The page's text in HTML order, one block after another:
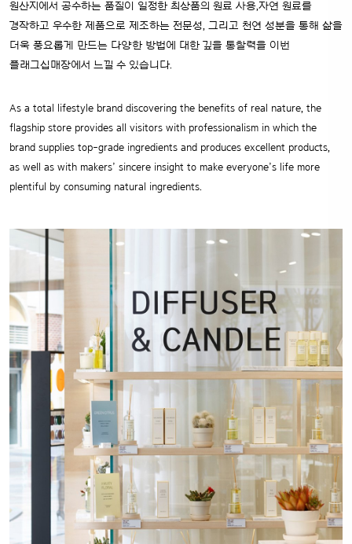
경작하고 우수한 제품으로 제조하는 전문성, 그리고 천연 성분을 통해 삶을
더욱 풍요롭게 만드는 다양한 방법에 대한 깊을 통찰력을 이번
플래그십매장에서 느낄 수 있습니다.
flagship store provides all visitors with professionalism in which the
brand supplies top-grade ingredients and produces excellent products,
as well as with makers’ sincere insight to make everyone’s life more
plentiful by consuming natural ingredients.